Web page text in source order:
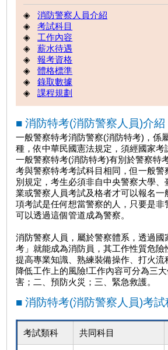
◈
消防警察人員介紹
◈
考試科目
◈
工作內容
◈
薪水待遇
◈
報考資格
◈
體格標準
◈
錄取數據
◈
課程規劃
■ 消防特考(消防警察人員)介紹
一般警察特考消防警察(消防特考)，係
種，依中華民國憲法規定，須經國家考
一般警察特考(消防特考)有別於警察特
考與警察特考考試科目相同，但一般警
別規定，考生必須非自中央警察大學
業或警察人員考試及格者才可以報名一
項考試是任何想當警察的人，只要是非
可以透過這個管道成為警察。
消防警察 人員，屬於警察體系，透過
考」就能成為消防員，其工作性質危險
提高專業知識、熟練裝備操作、打火流
降低工作上的風險!工作內容可分為三
害；二、預防火災；三、緊急救護。
■ 消防特考(消防警察人員)考試
考試類科 共同科目